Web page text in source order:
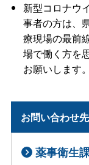
新型コロナウ
事者の方は、
療現場の最前
場で働く方を
お願いします。
お問い合わせ先
薬事衛生